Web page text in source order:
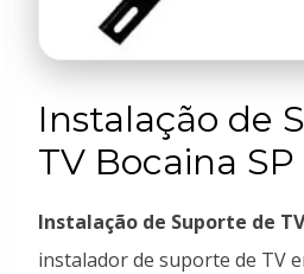
Instalação de
TV Bocaina SP
Instalação de Suporte de
instalador de suporte de TV